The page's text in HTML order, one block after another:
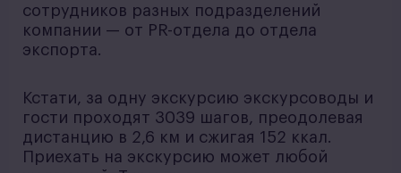
сотрудников разных подразделений
компании — от PR-отдела до отдела
экспорта.
Кстати, за одну экскурсию экскурсоводы и
гости проходят 3039 шагов, преодолевая
дистанцию в 2,6 км и сжигая 152 ккал.
Приехать на экскурсию может любой